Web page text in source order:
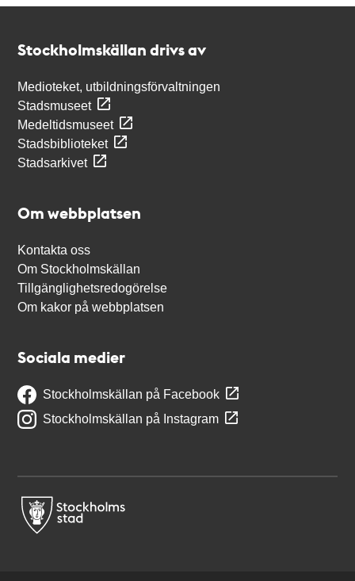
Stockholmskällan drivs av
Medioteket, utbildningsförvaltningen
Stadsmuseet
Medeltidsmuseet
Stadsbiblioteket
Stadsarkivet
Om webbplatsen
Kontakta oss
Om Stockholmskällan
Tillgänglighetsredogörelse
Om kakor på webbplatsen
Sociala medier
Stockholmskällan på Facebook
Stockholmskällan på Instagram